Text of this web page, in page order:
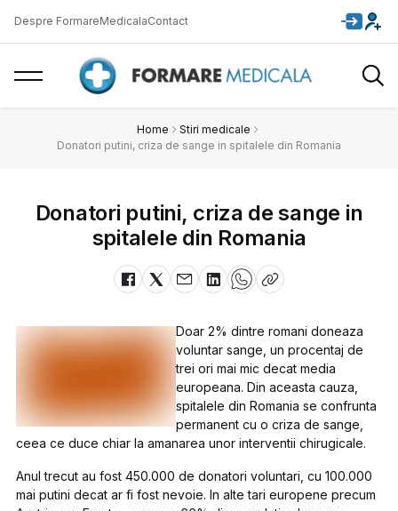
Despre FormareMedicalaContact
Home
Stiri medicale
Donatori putini, criza de sange in spitalele din Romania
Donatori putini, criza de sange in
spitalele din Romania
Doar 2% dintre romani doneaza
voluntar sange, un procentaj de
trei ori mai mic decat media
europeana. Din aceasta cauza,
spitalele din Romania se confrunta
permanent cu o criza de sange,
ceea ce duce chiar la amanarea unor interventii chirugicale.
Anul trecut au fost 450.000 de donatori voluntari, cu 100.000
mai putini decat ar fi fost nevoie. In alte tari europene precum